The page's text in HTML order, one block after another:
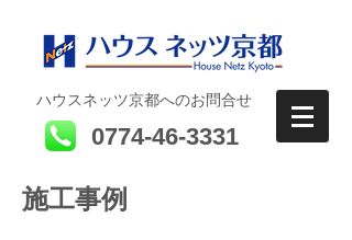
ハウスネッツ京都へのお問合せ
0774-46-3331
​施工事例